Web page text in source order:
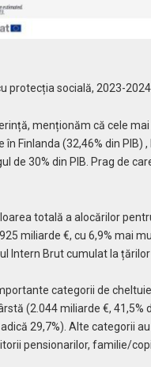
protecția socială, 2023-2024
menționăm că cele
în Finlanda (32,46% din PIB)
de 30% din PIB. Prag de
totală a alocărilor
miliarde €, cu 6,9% mai
Intern Brut cumulat la
categorii de
(2.044 miliarde €,
29,7%). Alte categorii
pensionarilor, familie/